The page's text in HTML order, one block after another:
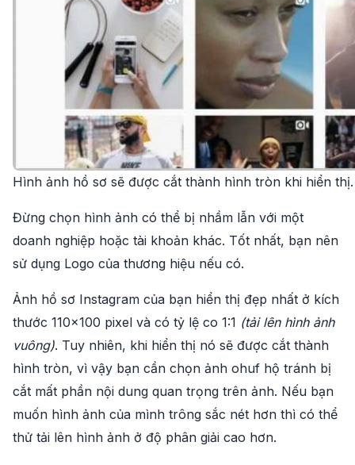
Hình ảnh hồ sơ sẽ được cắt thành hình tròn khi hiển thị.
Đừng chọn hình ảnh có thể bị nhầm lẫn với một
doanh nghiệp hoặc tài khoản khác. Tốt nhất, bạn nên
sử dụng Logo của thương hiệu nếu có.
Ảnh hồ sơ Instagram của bạn hiển thị đẹp nhất ở kích
thước 110×100 pixel và có tỷ lệ co 1:1 (tải lên hình ảnh
vuông). Tuy nhiên, khi hiển thị nó sẽ được cắt thành
hình tròn, vì vậy bạn cần chọn ảnh ohuf hộ tránh bị
cắt mất phần nội dung quan trọng trên ảnh. Nếu bạn
muốn hình ảnh của mình trông sắc nét hơn thì có thể
thử tải lên hình ảnh ở độ phân giải cao hơn.